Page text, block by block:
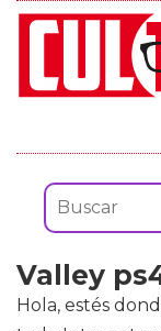
Valley
Hola, estés